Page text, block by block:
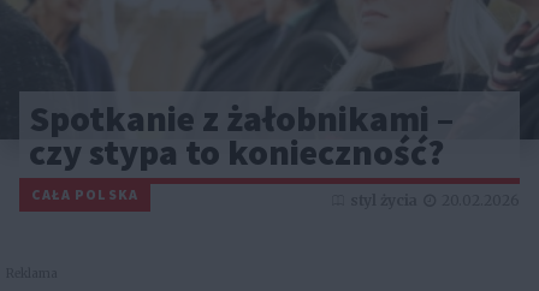
Spotkanie z żałobnikami –
czy stypa to konieczność?
CAŁA POLSKA